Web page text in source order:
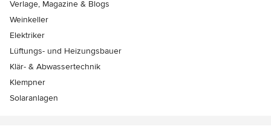
Verlage, Magazine & Blogs
Weinkeller
Elektriker
Lüftungs- und Heizungsbauer
Klär- & Abwassertechnik
Klempner
Solaranlagen